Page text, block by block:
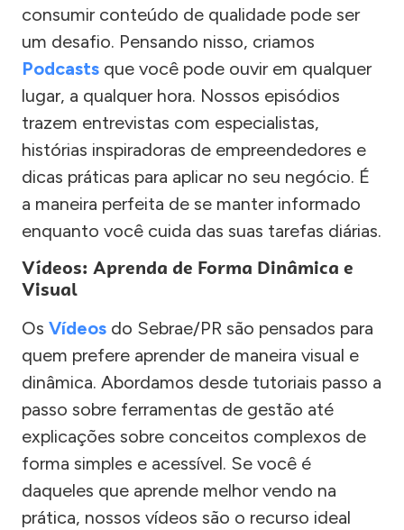
consumir conteúdo de qualidade pode ser
um desafio. Pensando nisso, criamos
Podcasts que você pode ouvir em qualquer
lugar, a qualquer hora. Nossos episódios
trazem entrevistas com especialistas,
histórias inspiradoras de empreendedores e
dicas práticas para aplicar no seu negócio. É
a maneira perfeita de se manter informado
enquanto você cuida das suas tarefas diárias.
Vídeos: Aprenda de Forma Dinâmica e
Visual
Os Vídeos do Sebrae/PR são pensados para
quem prefere aprender de maneira visual e
dinâmica. Abordamos desde tutoriais passo a
passo sobre ferramentas de gestão até
explicações sobre conceitos complexos de
forma simples e acessível. Se você é
daqueles que aprende melhor vendo na
prática, nossos vídeos são o recurso ideal